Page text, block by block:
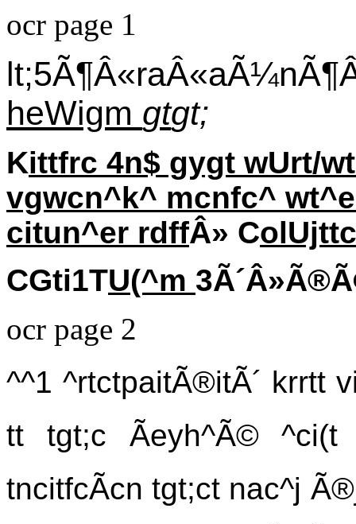
ocr page 1
heWigm gtgt;
Kittfrc 4n$ gygt wUrt/
vgwcn^k^ mcnfc^
citun^er rdffÂ» C
CGti1TU(^m
ocr page 2
^^1 ^rtctpaitÃ®itÃ´ krrtt
tt tgt;c Ãeyh^Ã©
tncitfcÃcn tgt;ct nac^j